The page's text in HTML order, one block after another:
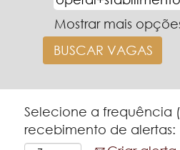
Mostrar mais
Selecione a frequência
recebimento de alertas: